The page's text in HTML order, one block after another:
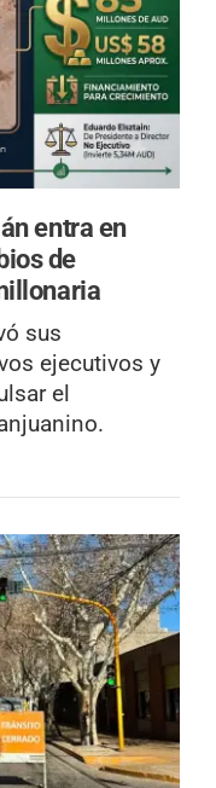
entra en
de
sus
ejecutivos y
el